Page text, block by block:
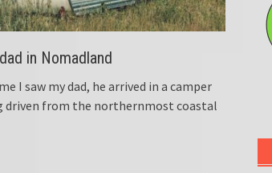
in Nomadland
I saw my dad, he arrived in a camper
driven from the northernmost coastal